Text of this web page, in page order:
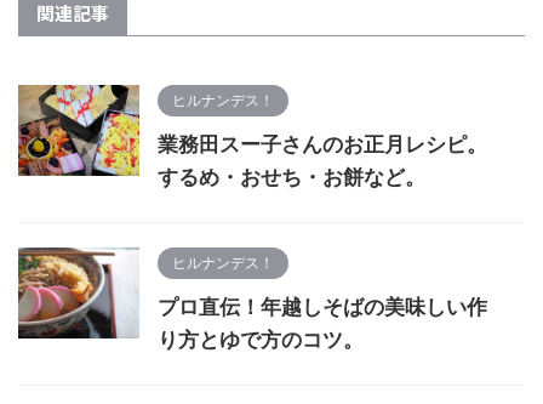
関連記事
ヒルナンデス！
業務田スー子さんのお正月レシピ。
するめ・おせち・お餅など。
ヒルナンデス！
プロ直伝！年越しそばの美味しい作
り方とゆで方のコツ。